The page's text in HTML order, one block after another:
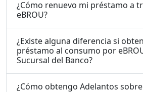
¿Cómo renuevo mi préstamo a
eBROU?
¿Existe alguna diferencia si
préstamo al consumo por
Sucursal del Banco?
¿Cómo obtengo Adelantos